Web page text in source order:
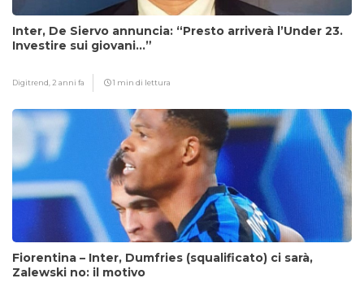
Inter, De Siervo annuncia: “Presto arriverà l’Under 23.
Investire sui giovani…”
Digitrend, 2 anni fa 1 min di lettura
Fiorentina – Inter, Dumfries (squalificato) ci sarà,
Zalewski no: il motivo